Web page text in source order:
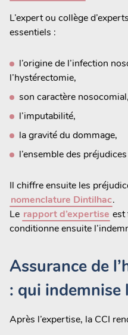
L’expert ou collège
essentiels :
l’origine de l’infection
l’hystérectomie,
son caractère nosocomial,
l’imputabilité,
la gravité du dommage,
l’ensemble des
Il chiffre ensuite les
nomenclature Dintilhac.
Le rapport d’expertise est
conditionne ensuite
Assurance de
: qui indemnise
Après l’expertise, la CCI